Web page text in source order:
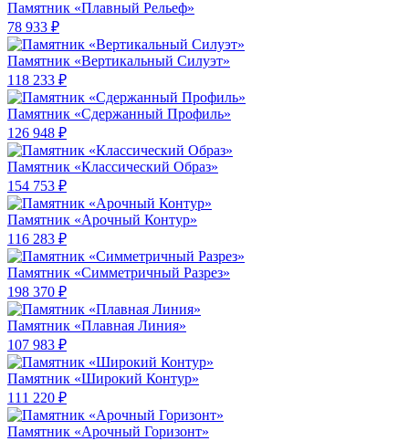
Памятник «Плавный Рельеф»
78 933 ₽
Памятник «Вертикальный Силуэт»
118 233 ₽
Памятник «Сдержанный Профиль»
126 948 ₽
Памятник «Классический Образ»
154 753 ₽
Памятник «Арочный Контур»
116 283 ₽
Памятник «Симметричный Разрез»
198 370 ₽
Памятник «Плавная Линия»
107 983 ₽
Памятник «Широкий Контур»
111 220 ₽
Памятник «Арочный Горизонт»